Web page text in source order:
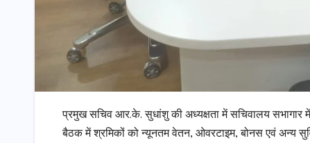
प्रमुख सचिव आर.के. सुधांशु की अध्यक्षता में सचिवालय सभागार में
बैठक में श्रमिकों को न्यूनतम वेतन, ओवरटाइम, बोनस एवं अन्य